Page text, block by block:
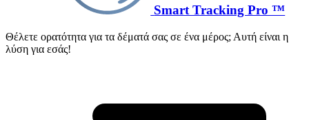
Smart Tracking Pro ™
Θέλετε ορατότητα για τα δέματά σας σε ένα μέρος; Αυτή είναι η
λύση για εσάς!